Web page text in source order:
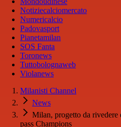
Notiziecalciomercato
Numericalcio
Padovasport
Pianetamilan
SOS Fanta
Toronews
Tuttobolognaweb
Violanews
Milanisti Channel
News
Milan, progetto da rivedere
pass Champions